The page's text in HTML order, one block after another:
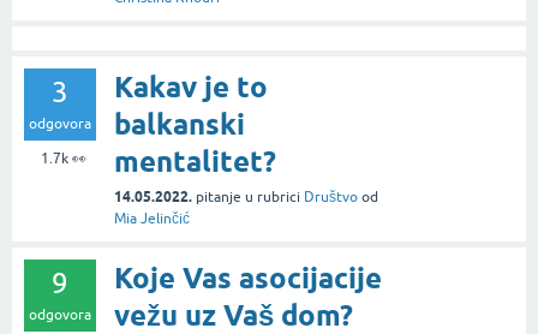
3
odgovora
1.7k👀
Kakav je to
balkanski
mentalitet?
14.05.2022. pitanje u rubrici Društvo od
Mia Jelinčić
9
odgovora
Koje Vas asocijacije
vežu uz Vaš dom?